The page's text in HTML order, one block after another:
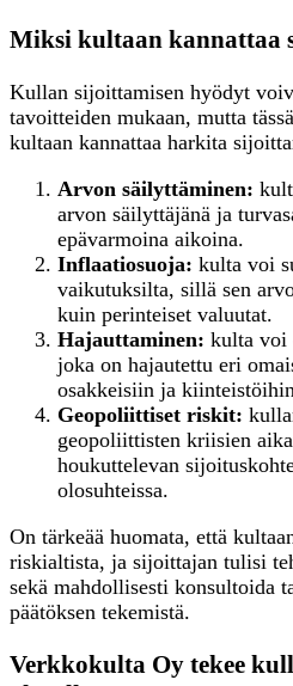
Miksi kultaan kannattaa
Kullan sijoittamisen hyödyt
tavoitteiden mukaan, mutta
kultaan kannattaa harkita
Arvon säilyttäminen:
arvon säilyttäjänä ja
epävarmoina aikoina.
Inflaatiosuoja: kulta voi
vaikutuksilta, sillä sen
kuin perinteiset valuutat.
Hajauttaminen: kulta voi
joka on hajautettu eri
osakkeisiin ja
Geopoliittiset riskit:
geopoliittisten kriisien
houkuttelevan
olosuhteissa.
On tärkeää huomata, että
riskialtista, ja sijoittajan tulisi
sekä mahdollisesti konsultoida
päätöksen tekemistä.
Verkkokulta Oy tekee